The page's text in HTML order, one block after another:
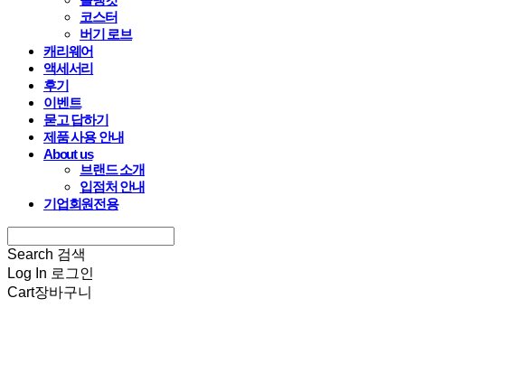
코스터
버기 로브
캐리웨어
액세서리
후기
이벤트
묻고 답하기
제품 사용 안내
About us
브랜드 소개
입점처 안내
기업회원전용
Search 검색
Log In 로그인
Cart장바구니